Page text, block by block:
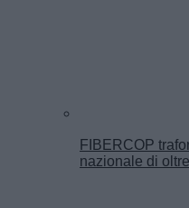
FIBERCOP
nazionale di